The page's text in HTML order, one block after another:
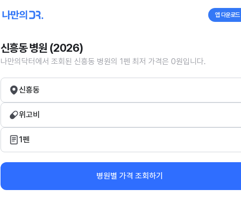
앱 다운로드
신흥동 병원 (2026)
나만의닥터에서 조회된 신흥동 병원의 1펜 최저 가격은 0원입니다.
신흥동
위고비
1펜
병원별 가격 조회하기